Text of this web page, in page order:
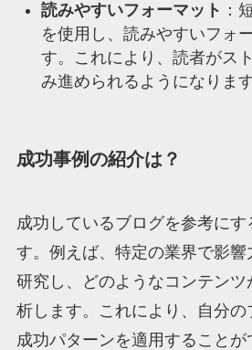
読みやすいフォーマット ：
を使用し、読みやすいフォ
す。これにより、読者がス
み進められるようになります
成功事例の紹介は？
成功しているブログを参考に
す。例えば、特定の業界で影響
研究し、どのようなコンテンツ
析します。これにより、自分
成功パターンを適用することが